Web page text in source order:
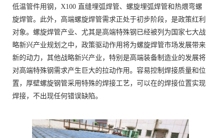
低温管件用钢，X100 直缝埋弧焊管、螺旋埋弧焊管和热煨弯螺
旋焊管。此外，高端螺旋焊管需求正处于初步阶段，是政策红利
对象。螺旋焊管产业、尤其是高端特殊钢已经被列为国家七大战
略新兴产业规划之中，政策驱动作用将为螺旋焊管市场发展带来
新的动力，其他战略新兴产业，特别是高端装备制造业的发展将
对高端特殊钢需求产生巨大的拉动作用。容易控制焊接质量和位
置，厚壁螺旋钢管采用特殊的焊接工艺，可以在的焊接位置实现
焊接，不出现任何错误缺陷。